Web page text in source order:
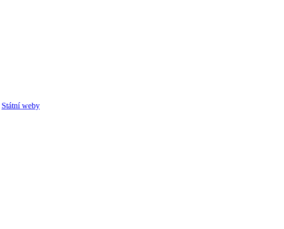
Státní weby